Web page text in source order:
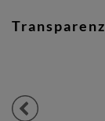
Previous